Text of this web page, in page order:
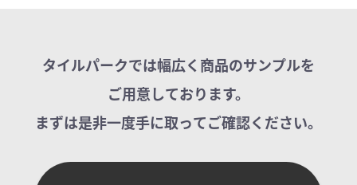
タイルパークでは幅広く商品のサンプルを
ご用意しております。
まずは是非一度手に取ってご確認ください。